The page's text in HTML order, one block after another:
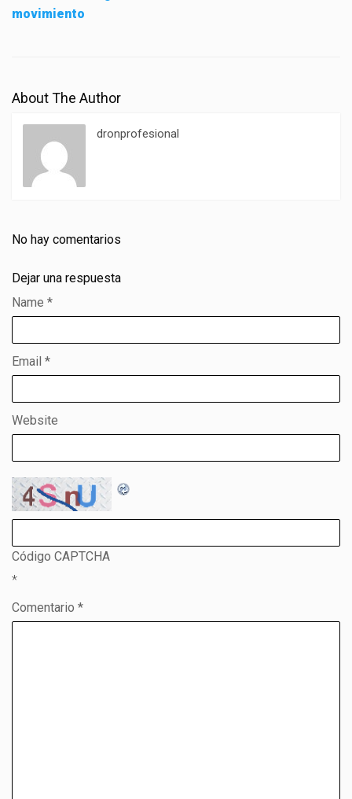
movimiento
About The Author
dronprofesional
No hay comentarios
Dejar una respuesta
Name *
Email *
Website
Código CAPTCHA
*
Comentario *